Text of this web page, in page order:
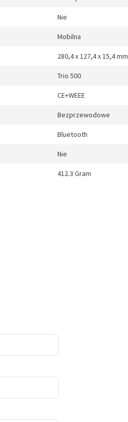
Nie
Mobilna
280,4 x 127,4 x 15,4 mm
Trio 500
CE+WEEE
Bezprzewodowe
Bluetooth
Nie
412.3 Gram